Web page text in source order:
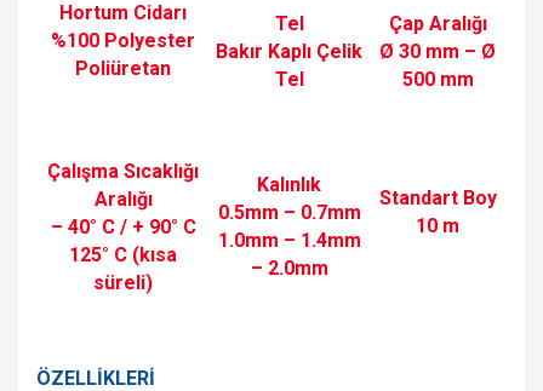
Hortum Cidarı
%100 Polyester
Poliüretan
Tel
Bakır Kaplı Çelik
Tel
Çap Aralığı
Ø 30 mm – Ø
500 mm
Çalışma Sıcaklığı
Aralığı
– 40° C / + 90° C
125° C (kısa
süreli)
Kalınlık
0.5mm – 0.7mm
1.0mm – 1.4mm
– 2.0mm
Standart Boy
10 m
ÖZELLİKLERİ